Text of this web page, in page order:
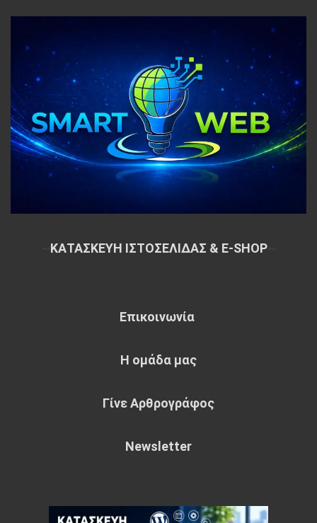
ΚΑΤΑΣΚΕΥΗ ΙΣΤΟΣΕΛΙΔΑΣ & E-SHOP~
Επικοινωνία
Η ομάδα μας
Γίνε Αρθρογράφος
Newsletter